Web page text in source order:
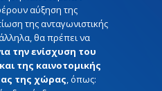
αύξηση της
της ανταγωνιστικής
θα πρέπει να
την ενίσχυση του
της καινοτομικής
της χώρας, όπως: